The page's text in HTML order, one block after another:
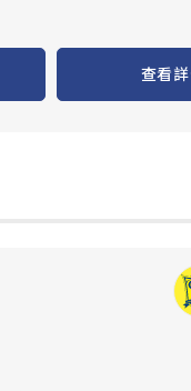
查看